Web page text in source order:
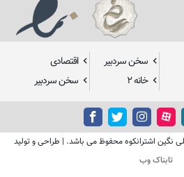
سخن سردبیر
اقتصادی
خانه ۲ سخن سردبیر
نگین اشترانکوه محفوظ می باشد. | طراحی و تولید
تابناک وب